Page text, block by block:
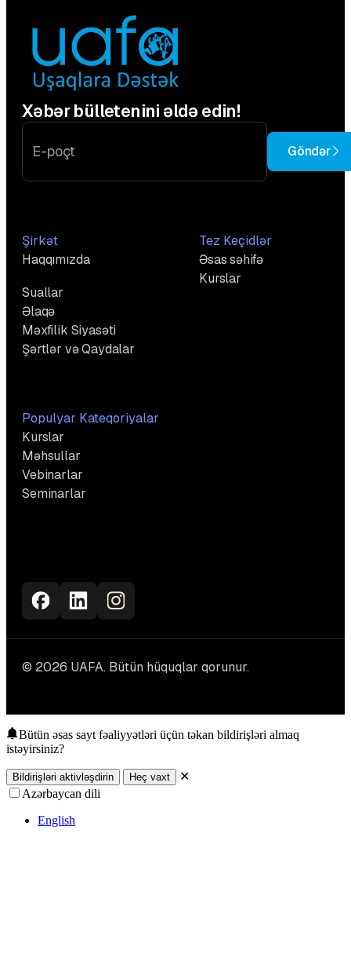
Xəbər bülletenini əldə edin!
Göndər
Şirkət
Haqqımızda
Suallar
Əlaqə
Məxfilik Siyasəti
Şərtlər və Qaydalar
Tez Keçidlər
Əsas səhifə
Kurslar
Populyar Kateqoriyalar
Kurslar
Məhsullar
Vebinarlar
Seminarlar
© 2026 UAFA. Bütün hüquqlar qorunur.
Bütün əsas sayt fəaliyyətləri üçün təkan bildirişləri almaq
istəyirsiniz?
Bildirişləri aktivləşdirin Heç vaxt
✕
Azərbaycan dili
English